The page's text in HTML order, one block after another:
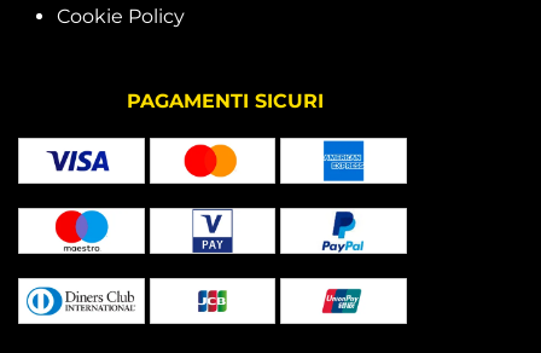
Cookie Policy
PAGAMENTI SICURI